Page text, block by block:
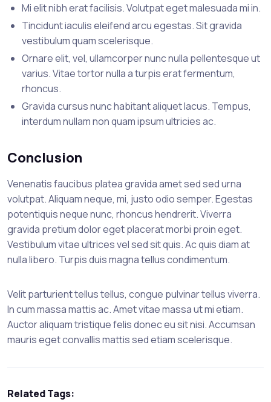
Mi elit nibh erat facilisis. Volutpat eget malesuada mi in.
Tincidunt iaculis eleifend arcu egestas. Sit gravida
vestibulum quam scelerisque.
Ornare elit, vel, ullamcorper nunc nulla pellentesque ut
varius. Vitae tortor nulla a turpis erat fermentum,
rhoncus.
Gravida cursus nunc habitant aliquet lacus. Tempus,
interdum nullam non quam ipsum ultricies ac.
Conclusion
Venenatis faucibus platea gravida amet sed sed urna
volutpat. Aliquam neque, mi, justo odio semper. Egestas
potentiquis neque nunc, rhoncus hendrerit. Viverra
gravida pretium dolor eget placerat morbi proin eget.
Vestibulum vitae ultrices vel sed sit quis. Ac quis diam at
nulla libero. Turpis duis magna tellus condimentum.
Velit parturient tellus tellus, congue pulvinar tellus viverra.
In cum massa mattis ac. Amet vitae massa ut mi etiam.
Auctor aliquam tristique felis donec eu sit nisi. Accumsan
mauris eget convallis mattis sed etiam scelerisque.
Related Tags: